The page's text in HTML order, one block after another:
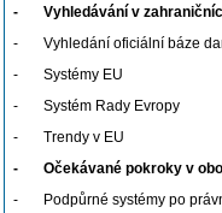
- Vyhledávání v
- Vyhledání oficiální báze
- Systémy EU
- Systém Rady Evropy
- Trendy v EU
- Očekávané pokroky v
- Podpůrné systémy po